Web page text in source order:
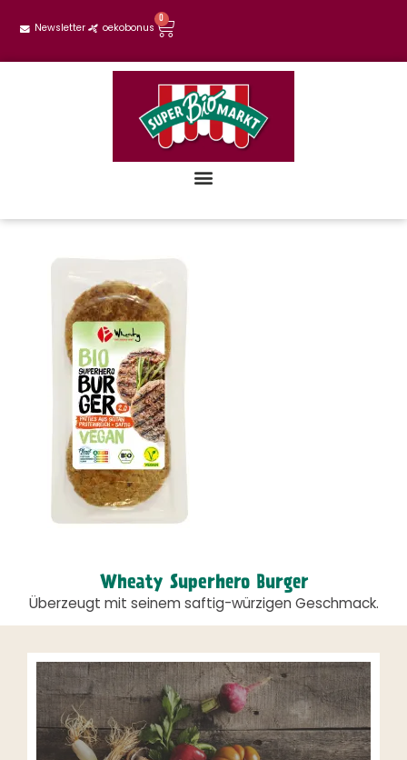
Newsletter oekobonus
0
Wheaty Superhero Burger
Überzeugt mit seinem saftig-würzigen Geschmack.